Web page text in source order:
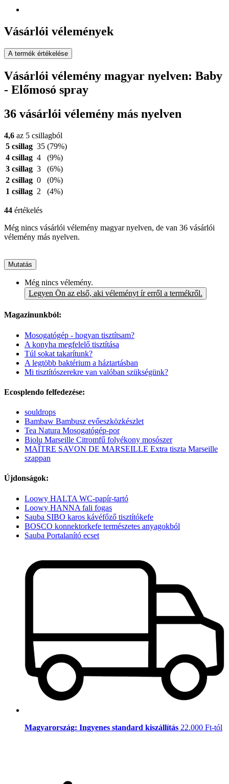
Vásárlói vélemények
A termék értékelése
Vásárlói vélemény magyar nyelven: Baby
- Előmosó spray
36 vásárlói vélemény más nyelven
4,6 az 5 csillagból
5 csillag 35 (79%)
4 csillag 4
(9%)
3 csillag 3
(6%)
2 csillag 0
(0%)
1 csillag 2 (4%)
44 értékelés
Még nincs vásárlói vélemény magyar nyelven, de van 36 vásárlói
vélemény más nyelven.
Mutatás
Még nincs vélemény.
Legyen Ön az első, aki véleményt ír erről a termékről.
Magazinunkból:
Mosogatógép - hogyan tisztítsam?
A konyha megfelelő tisztítása
Túl sokat takarítunk?
A legtöbb baktérium a háztartásban
Mi tisztítószerekre van valóban szükségünk?
Ecosplendo felfedezése:
souldrops
Bambaw Bambusz evőeszközkészlet
Tea Natura Mosogatógép-por
Biolu Marseille Citromfű folyékony mosószer
MAÎTRE SAVON DE MARSEILLE Extra tiszta Marseille
szappan
Újdonságok:
Loowy HALTA WC-papír-tartó
Loowy HANNA fali fogas
Sauba SIBO karos kávéfőző tisztítókefe
BOSCO konnektorkefe természetes anyagokból
Sauba Portalanító ecset
Magyarország: Ingyenes standard kiszállítás 22.000 Ft-tól